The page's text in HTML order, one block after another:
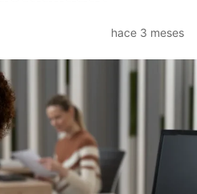
hace 3 meses